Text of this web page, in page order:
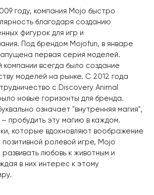
году, компания Mojo быстро
благодаря созданию
фигурок для игр и
Под брендом Mojofun, в январе
первая серия моделей.
компании всегда было создание
моделей на рынке. С 2012 года
с Discovery Animal
новые горизонты для бренда.
означает "внутренняя магия",
– пробудить эту магию в каждом.
которые вдохновляют воображение
ролевой игре, Mojo
любовь к животным и
в них интерес к этому